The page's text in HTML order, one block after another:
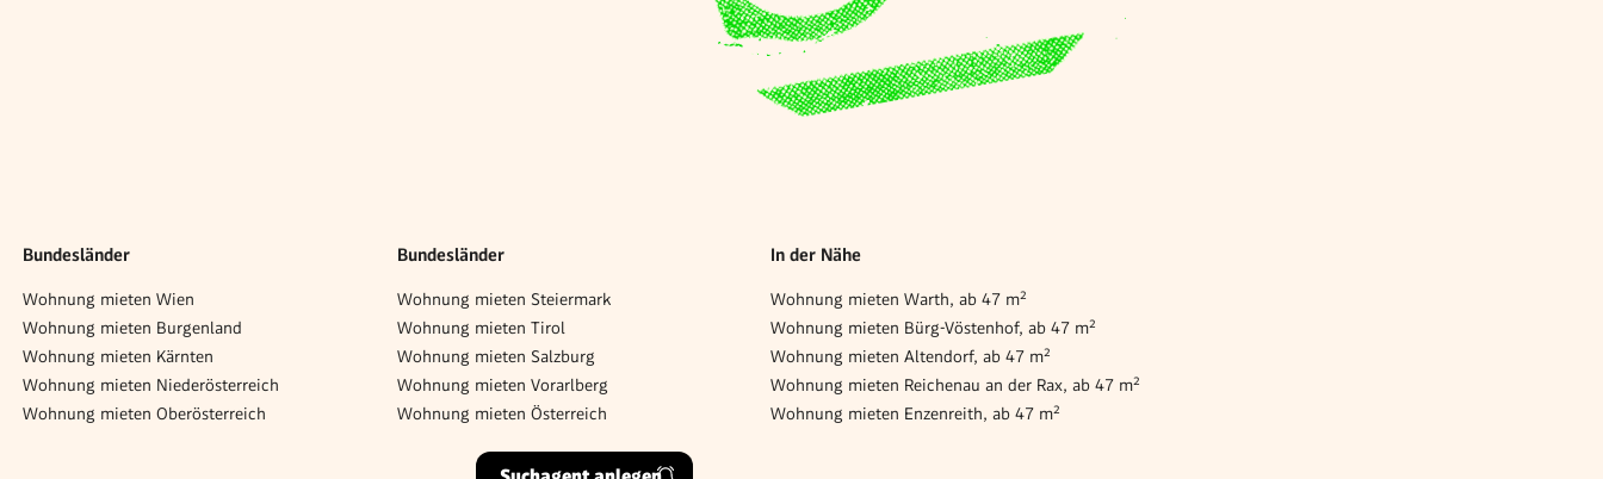
Bundesländer
Wohnung mieten Wien
Wohnung mieten Burgenland
Wohnung mieten Kärnten
Wohnung mieten Niederösterreich
Wohnung mieten Oberösterreich
Bundesländer
Wohnung mieten Steiermark
Wohnung mieten Tirol
Wohnung mieten Salzburg
Wohnung mieten Vorarlberg
Wohnung mieten Österreich
In der Nähe
Wohnung mieten Warth, ab 47 m²
Wohnung mieten Bürg-Vöstenhof, ab 47 m²
Wohnung mieten Altendorf, ab 47 m²
Wohnung mieten Reichenau an der Rax, ab 47 m²
Wohnung mieten Enzenreith, ab 47 m²